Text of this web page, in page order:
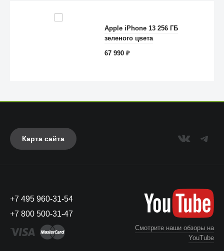
Apple iPhone 13 256 ГБ
зеленого цвета
67 990₽
Карта сайта
+7 495 960-31-54
+7 800 500-31-47
Смотрите наши обзоры на
YouTube